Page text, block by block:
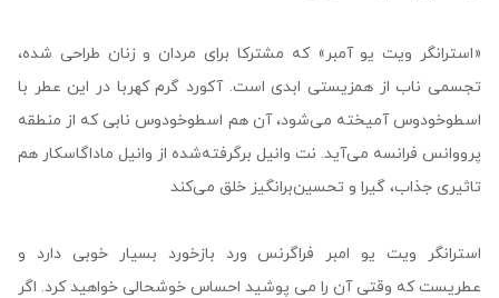
«استرانگر ویت یو آمبر» که مشترکا برای مردان و زنان طراحی شده،
تجسمی ناب از همزیستی ابدی است. آکورد گرم کهربا در این عطر با
اسطوخودوس آمیخته می‌شود، آن هم اسطوخودوس نابی که از منطقه
پرووانس فرانسه می‌آید. نت وانیل برگرفته‌شده از وانیل ماداگاسکار هم
تاثیری جذاب، گیرا و تحسین‌برانگیز خلق می‌کند
استرانگر ویت یو امبر فراگرنس ورد بازخورد بسیار خوبی دارد و
عطریست که وقتی آن را می پوشید احساس خوشحالی خواهید کرد. اگر